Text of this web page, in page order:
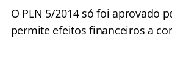
O PLN 5/2014 só foi aprovado
permite efeitos financeiros a